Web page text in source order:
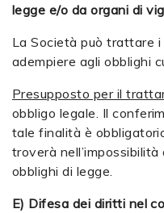
legge e/o da organi di
La Società può trattare
adempiere agli obblighi
Presupposto per il
obbligo legale. Il
tale finalità è
troverà
obblighi di legge.
E) Difesa dei diritti nel